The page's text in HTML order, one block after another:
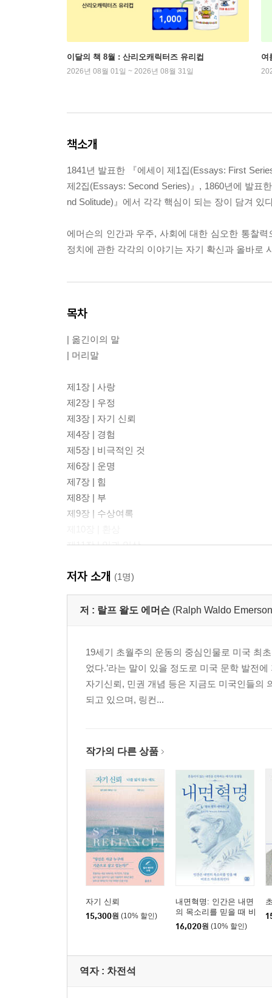
이달의 책 8월 : 산리오캐릭터즈 유리컵
2026년 08월 01일 ~ 2026년 08월 31일
여
책소개
1841년 발표한 『에세이 제1집(Essays: First
제2집(Essays: Second Series)』, 1860년에 발표
nd Solitude)』에서 각각 핵심이 되는 장이 담겨 있
에머슨의 인간과 우주, 사회에 대한 심오한 통찰
정치에 관한 각각의 이야기는 자기 확신과 올바로
목차
| 옮긴이의 말
| 머리말
제1장 | 사랑
제2장 | 우정
제3장 | 자기 신뢰
제4장 | 경험
제5장 | 비극적인 것
제6장 | 운명
제7장 | 힘
제8장 | 부
제9장 | 수상여록
제11장 | 일과 일상
저자 소개 (1명)
저 : 랄프 왈도 에머슨 (Ralph Waldo
19세기 초월주의 운동의 중심인물로 미국 최
었다.’라는 말이 있을 정도로 미국 문학 발전
자기신뢰, 민권 개념 등은 지금도 미국인들의
되고 있으며, 링컨...
작가의 다른 상품
자기 신뢰
15,300원 (10% 할인)
내면혁명: 인간은 내면
의 목소리를 믿을 때 비
로소 자유로워진다
16,020원 (10% 할인)
역자 : 차전석